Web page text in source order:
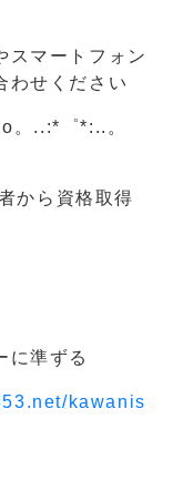
スマートフォン
わせください
..:*゜*:..。
から資格取得
に準ずる
kawanis